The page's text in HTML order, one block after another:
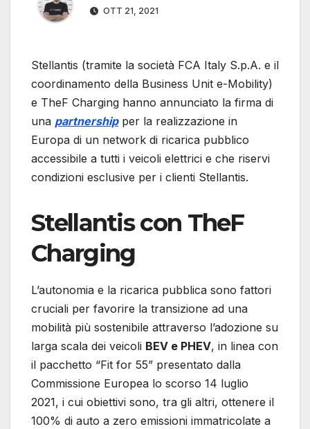
OTT 21, 2021
Stellantis (tramite la società FCA Italy S.p.A. e il
coordinamento della Business Unit e-Mobility)
e TheF Charging hanno annunciato la firma di
una partnershipper la realizzazione in
Europa di un network di ricarica pubblico
accessibile a tutti i veicoli elettrici e che riservi
condizioni esclusive per i clienti Stellantis.
Stellantis con TheF
Charging
L’autonomia e la ricarica pubblica sono fattori
cruciali per favorire la transizione ad una
mobilità più sostenibile attraverso l’adozione su
larga scala dei veicoli BEV e PHEV, in linea con
il pacchetto “Fit for 55” presentato dalla
Commissione Europea lo scorso 14 luglio
2021, i cui obiettivi sono, tra gli altri, ottenere il
100% di auto a zero emissioni immatricolate a